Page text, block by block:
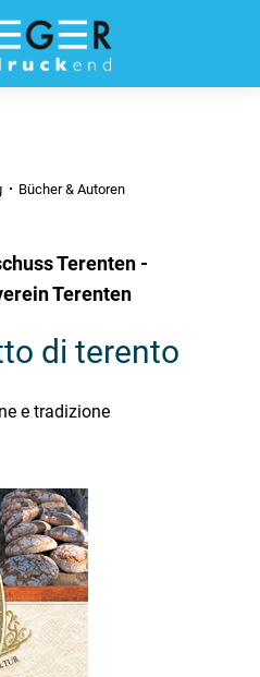
Bücher & Autoren
Terenten -
Terenten
di terento
e tradizione